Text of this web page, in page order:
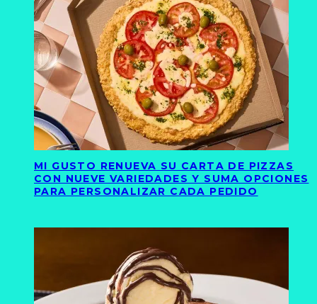
MI GUSTO RENUEVA SU CARTA DE PIZZAS
CON NUEVE VARIEDADES Y SUMA OPCIONES
PARA PERSONALIZAR CADA PEDIDO